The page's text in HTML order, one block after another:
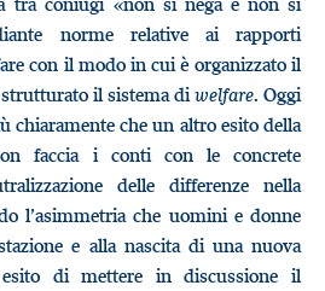
norme relative ai rapporti
con il modo in cui è organizzato il
il sistema diwelfare. Oggi
chiaramente che un altro esito della
faccia i conti con le concrete
delle differenze nella
l’asimmetria che uomini e donne
e alla nascita di una nuova
di mettere in discussione il